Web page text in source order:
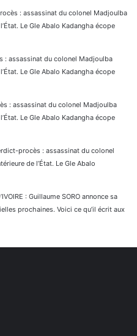
: assassinat du colonel Madjoulba
Le Gle Abalo Kadangha écope
: assassinat du colonel Madjoulba
Le Gle Abalo Kadangha écope
: assassinat du colonel Madjoulba
Le Gle Abalo Kadangha écope
procès : assassinat du colonel
de l’État. Le Gle Abalo
: Guillaume SORO annonce sa
prochaines. Voici ce qu’il écrit aux